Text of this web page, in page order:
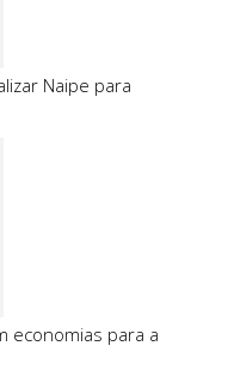
Naipe para
economias para a